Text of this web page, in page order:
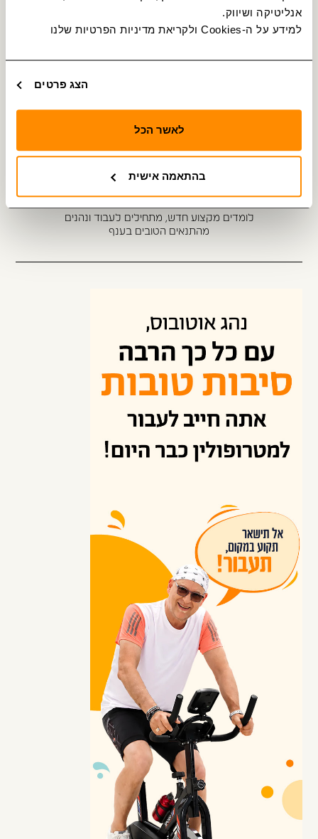
אנליטיקה ושיווק.
למידע על ה-Cookies ולקריאת מדיניות הפרטיות שלנו
הצג פרטים
לאשר הכל
בהתאמה אישית
פרסום על אוטובוסים
מחפשים נהגים ונהגות
הסבה לנהגי אוטובוס
לומדים מקצוע חדש, מתחילים לעבוד ונהנים
מהתנאים הטובים בענף